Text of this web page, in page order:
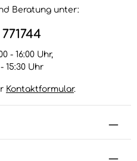
Beratung unter:
- 16:00 Uhr,
15:30 Uhr
Kontaktformular.